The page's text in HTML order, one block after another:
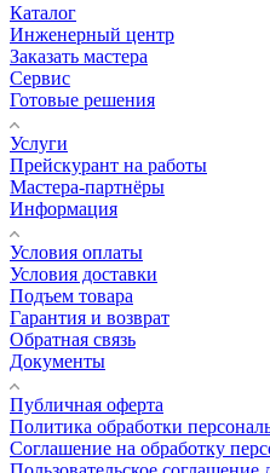
Каталог
Инженерный центр
Заказать мастера
Сервис
Готовые решения
Услуги
Прейскурант на работы
Мастера-партнёры
Информация
Условия оплаты
Условия доставки
Подъем товара
Гарантия и возврат
Обратная связь
Документы
Публичная оферта
Политика обработки
Соглашение на обработку